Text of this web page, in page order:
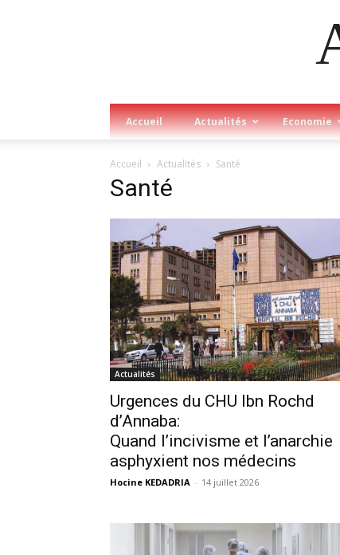
Accueil Actualités Economie
Accueil Actualités Santé
Santé
Actualités
Urgences du CHU Ibn Rochd
d’Annaba:
Quand l’incivisme et l’anarchie
asphyxient nos médecins
Hocine KEDADRIA - 14 juillet 2026